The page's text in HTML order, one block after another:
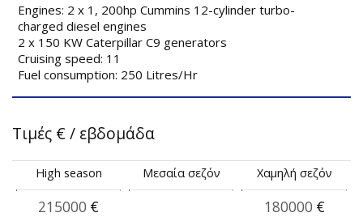
Engines: 2 x 1, 200hp Cummins 12-cylinder turbo-
charged diesel engines
2 x 150 KW Caterpillar C9 generators
Cruising speed: 11
Fuel consumption: 250 Litres/Hr
Τιμές € / εβδομάδα
High season
215000 €
Μεσαία σεζόν Χαμηλή σεζόν
180000 €